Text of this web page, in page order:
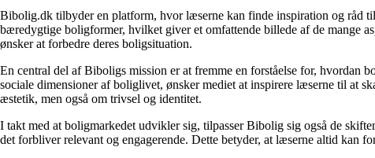
Bibolig.dk tilbyder en platform, hvor læserne kan finde inspiration og råd
bæredygtige boligformer, hvilket giver et omfattende billede af de mange
ønsker at forbedre deres boligsituation.
En central del af Biboligs mission er at fremme en forståelse for, hvordan
sociale dimensioner af boliglivet, ønsker mediet at inspirere læserne til at
æstetik, men også om trivsel og identitet.
I takt med at boligmarkedet udvikler sig, tilpasser Bibolig sig også de
det forbliver relevant og engagerende. Dette betyder, at læserne altid kan